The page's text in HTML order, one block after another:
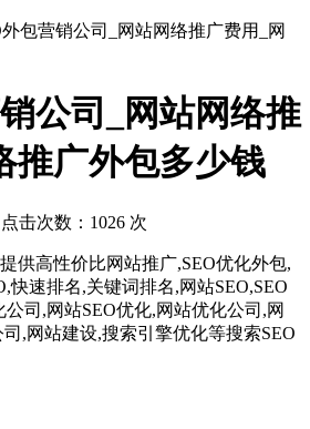
外包营销公司_网站网络推广费用_网
公司_网站网络推
推广外包多少钱
击次数：1026 次
供高性价比网站推广,SEO优化外包,
快速排名,关键词排名,网站SEO,SEO
公司,网站SEO优化,网站优化公司,网
,网站建设,搜索引擎优化等搜索SEO